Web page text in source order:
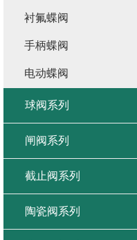
衬氟蝶阀
手柄蝶阀
电动蝶阀
球阀系列
闸阀系列
截止阀系列
陶瓷阀系列